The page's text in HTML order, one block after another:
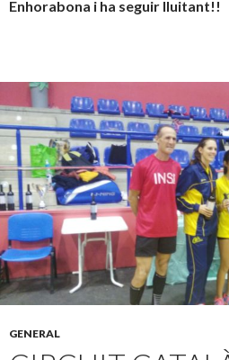
Enhorabona i ha seguir lluitant!!
GENERAL